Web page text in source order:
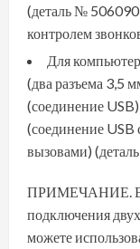
(деталь №
контролем
Для
(два разъема 3,5
(соединение
(соединение
вызовами)
ПРИМЕЧАНИЕ.
подключения
можете